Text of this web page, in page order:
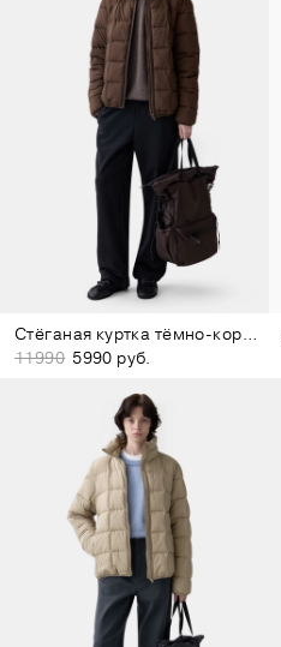
Стёганая куртка тёмно-коричневая
11990 5990 руб.